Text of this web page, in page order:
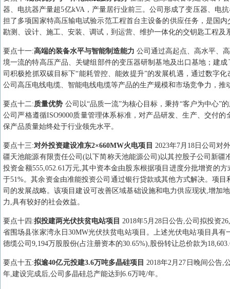
器、电抗器产量超5亿kVA，产量居行业前三。公司形成了变压器、电
担了多项国家特高压输电试验示范工程首台主设备的供应任务，是国
勘测、设计、施工、安装、调试，到运营、维护一体化的交钥匙工程及
要点十一:高端的装备水平与智能制造能力 公司通过高起点、高水平、
境一流的特高压产品、关键组部件的变压器研制基地及出口基地；建
司积极抢抓双碳目标下“能耗管控、能效提升”的发展机遇，通过数字
公司高压电线电缆、智能电线电缆等产品的生产规模和市场竞争力，
要点十二:质量优势 公司以“品质一流”为核心目标，秉持“客户为中心”
公司严格遵循ISO9000质量管理体系标准，对产品研发、生产、交付
保产品质量始终处于行业领先水平。
要点十三:对外投资建设准东2×660MW火电项目 2023年7月18日公司对
疆天池能源有限责任公司(以下简称天池能源公司)以其控股子公司新
投资金额555,052.61万元,其中资本金由股东根据项目进度分批增资的
于51%。其余资金由准能投资公司通过银行贷款或其他方式解决。项
司的发展战略。该项目建设可改善区域基础设施和电力供应现状,增加
力,具有较好的社会效益。
要点十四 :拟投建两光伏扶贫电站项目 2018年5月28日公告,公司拟投资
省围场县张家湾永日30MW光伏扶贫电站项目。上述光伏电站项目具
德缆公司9,194万股股份(占注册资本的30.65%),股份转让总价款为
要点十五:拟逾40亿元投建3.6万吨多晶硅项目2018年2月27日晚间公告,
年,建设完成后,公司多晶硅总产能达到6.6万吨/年。